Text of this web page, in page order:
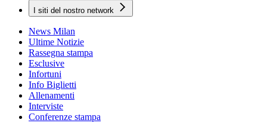
I siti del nostro network
News Milan
Ultime Notizie
Rassegna stampa
Esclusive
Infortuni
Info Biglietti
Allenamenti
Interviste
Conferenze stampa